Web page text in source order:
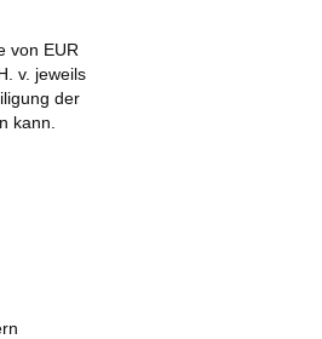
von EUR
v. jeweils
der
kann.